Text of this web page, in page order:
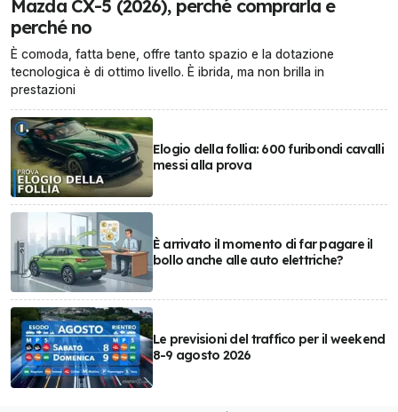
Mazda CX-5 (2026), perché comprarla e
perché no
È comoda, fatta bene, offre tanto spazio e la dotazione
tecnologica è di ottimo livello. È ibrida, ma non brilla in
prestazioni
Elogio della follia: 600 furibondi cavalli
messi alla prova
È arrivato il momento di far pagare il
bollo anche alle auto elettriche?
Le previsioni del traffico per il weekend
8-9 agosto 2026